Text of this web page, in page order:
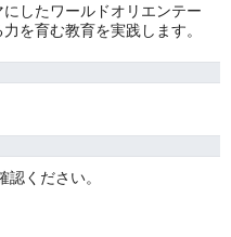
にしたワールドオリエンテー
を育む教育を実践します。
認ください。